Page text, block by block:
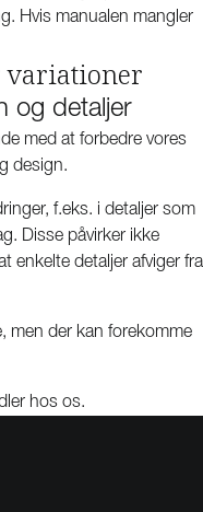
Hvis manualen mangler
variationer
og detaljer
med at forbedre vores
design.
f.eks. i detaljer som
Disse påvirker ikke
enkelte detaljer afviger fra
men der kan forekomme
hos os.